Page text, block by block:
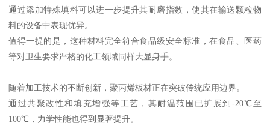
通过添加特殊填料可以进一步提升其耐磨指数，使其在输送颗粒物
料的设备中表现优异。
值得一提的是，这种材料完全符合食品级安全标准，在食品、医药
等对卫生要求严格的化工领域同样大显身手。
随着加工技术的不断创新，聚丙烯板材正在突破传统应用边界。
通过共聚改性和填充增强等工艺，其耐温范围已扩展到-20℃至
100℃，力学性能也得到显著提升。